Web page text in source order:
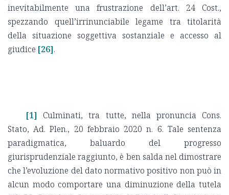
inevitabilmente una frustrazione dell’art. 24 Cost.,
spezzando quell’irrinunciabile legame tra titolarità
della situazione soggettiva sostanziale e accesso al
giudice [26].
[1] Culminati, tra tutte, nella pronuncia Cons.
Stato, Ad. Plen., 20 febbraio 2020 n. 6. Tale sentenza
paradigmatica, baluardo del progresso
giurisprudenziale raggiunto, è ben salda nel dimostrare
che l’evoluzione del dato normativo positivo non può in
alcun modo comportare una diminuzione della tutela